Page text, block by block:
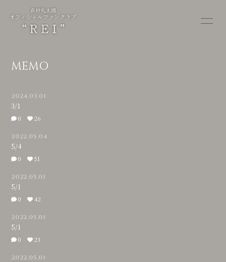
会員登録
MEMO
2024.03.01
3/1
0 26
2022.05.04
5/4
0 51
2022.05.01
5/1
0 42
2022.05.01
5/1
0 23
2022.05.01